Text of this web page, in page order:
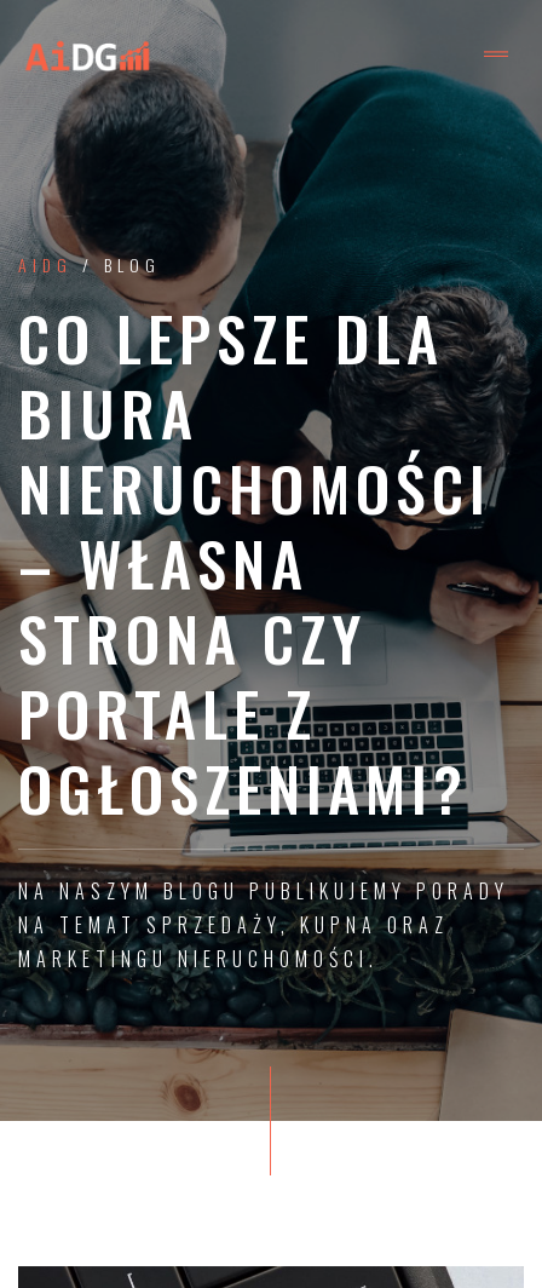
AIDG/ BLOG
CO LEPSZE DLA
BIURA
NIERUCHOMOŚCI
– WŁASNA
STRONA CZY
PORTALE Z
OGŁOSZENIAMI?
NA NASZYM BLOGU PUBLIKUJEMY PORADY
NA TEMAT SPRZEDAŻY, KUPNA ORAZ
MARKETINGU NIERUCHOMOŚCI.